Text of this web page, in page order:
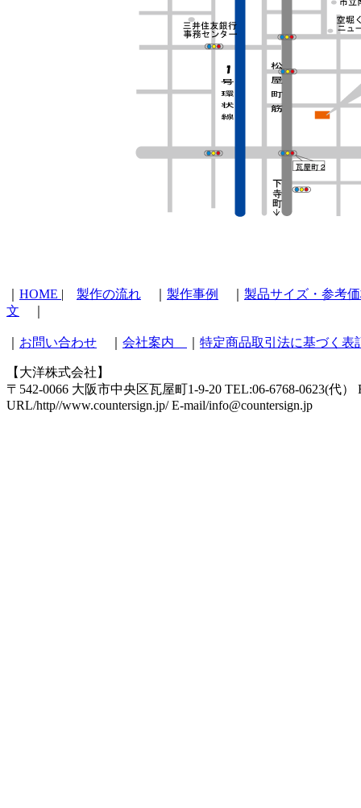
HOME | 製作の流れ 製作事例
製品サイズ・参考
文
お問い合わせ 会社案内 特定商品取引法に基づく表
【大洋株式会社】
〒542-0066 大阪市中央区瓦屋町1-9-20 TEL:06-6768-0623(代）
URL/http//www.countersign.jp/ E-mail/info@countersign.jp